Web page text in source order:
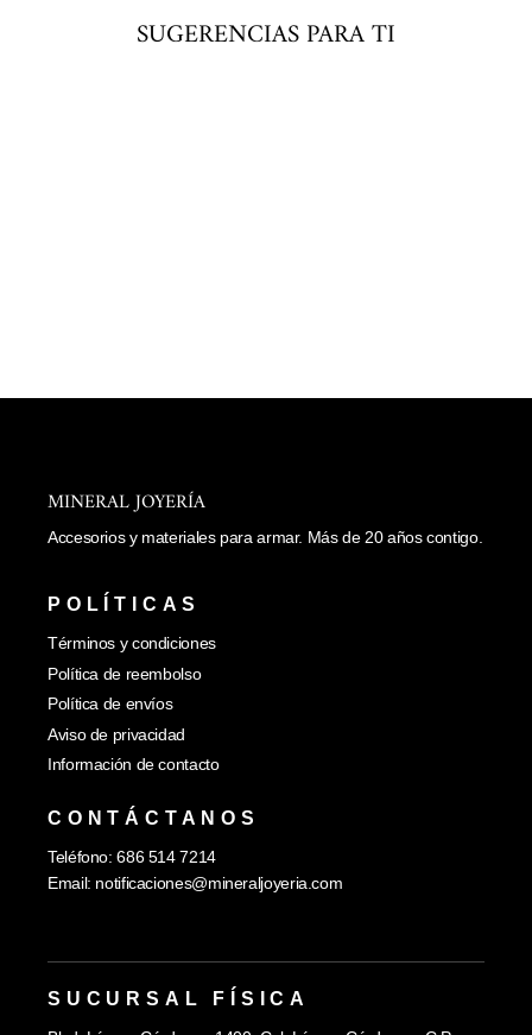
SUGERENCIAS PARA TI
MINERAL JOYERÍA
Accesorios y materiales para armar. Más de 20 años contigo.
POLÍTICAS
Términos y condiciones
Política de reembolso
Política de envíos
Aviso de privacidad
Información de contacto
CONTÁCTANOS
Teléfono: 686 514 7214
Email: notificaciones@mineraljoyeria.com
SUCURSAL FÍSICA